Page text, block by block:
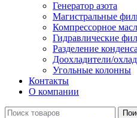
Генератор азота
Магистральные
Компрессорное
Гидравлические
Разделение
Доохладители/
Угольные колонны
Контакты
О компании